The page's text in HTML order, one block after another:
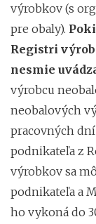
výrobkov (s
pre obaly).
Registri
nesmie
výrobcu
neobalových
pracovných
podnikateľa z
výrobkov sa
podnikateľa a
ho vykoná do